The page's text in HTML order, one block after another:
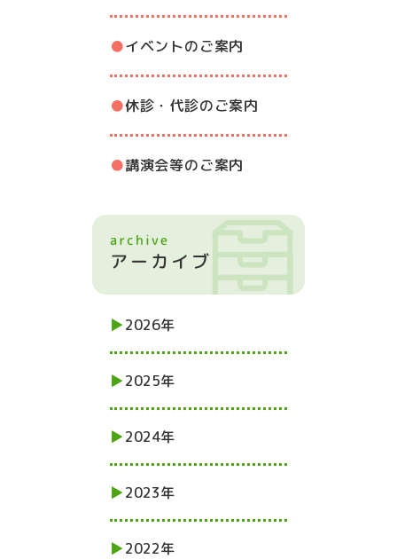
イベントのご案内
休診・代診のご案内
講演会等のご案内
2026年
2025年
2024年
2023年
2022年